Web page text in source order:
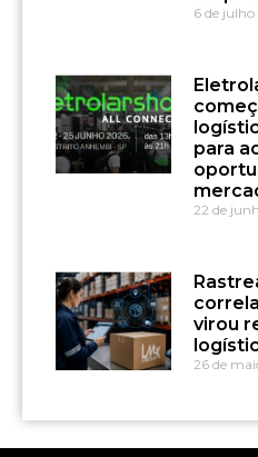
6 de
para
22 de
virou
26 de